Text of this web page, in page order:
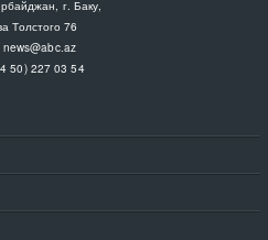
г. Баку,
Толстого 76
news@abc.az
50) 227 03 54